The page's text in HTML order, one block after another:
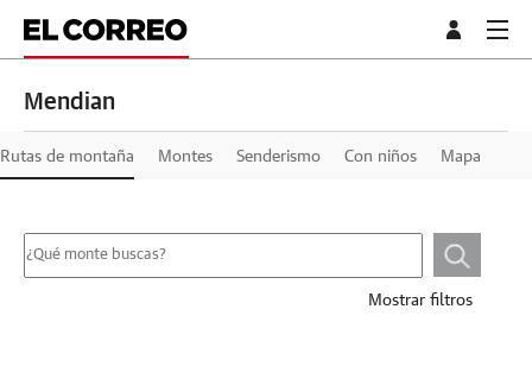
Mendian
Rutas de montaña Montes Senderismo Con niños Mapa
Mostrar filtros